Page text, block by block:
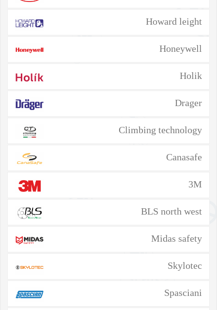
Howard leight
Honeywell
Holik
Drager
Climbing technology
Canasafe
3M
BLS north west
Midas safety
Skylotec
Spasciani